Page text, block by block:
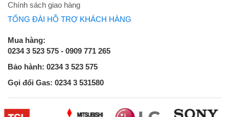
Chính sách giao hàng
TỔNG ĐÀI HỖ TRỢ KHÁCH HÀNG
Mua hàng:
0234 3 523 575 - 0909 771 265
Bảo hành: 0234 3 523 575
Gọi đổi Gas: 0234 3 531580